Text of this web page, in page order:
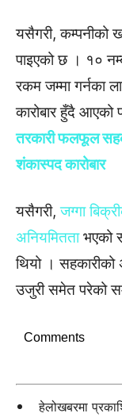
यसैगरी, कम्पनीको
पाइएको छ । १०
रकम जम्मा गर्नका
कारोबार हुँदै आएको
तरकारी फलफूल
शंकास्पद कारोबार
यसैगरी,जग्गा
अनियमितताभएको
थियो । सहकारीको
उजुरी समेत परेको
Comments
हेलोखबरमा